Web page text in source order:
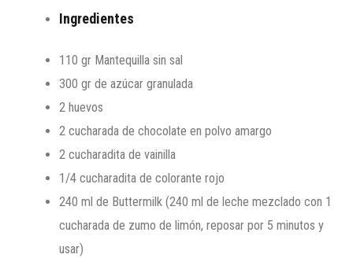
Ingredientes
110 gr Mantequilla sin sal
300 gr de azúcar granulada
2 huevos
2 cucharada de chocolate en polvo amargo
2 cucharadita de vainilla
1/4 cucharadita de colorante rojo
240 ml de Buttermilk (240 ml de leche mezclado con 1
cucharada de zumo de limón, reposar por 5 minutos y
usar)